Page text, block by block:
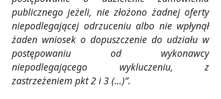
publicznego jeżeli, nie złożono żadnej oferty
niepodlegającej odrzuceniu albo nie wpłynął
żaden wniosek o dopuszczenie do udziału w
postępowaniu od wykonawcy
niepodlegającego wykluczeniu, z
zastrzeżeniem pkt 2 i 3 (…)”.